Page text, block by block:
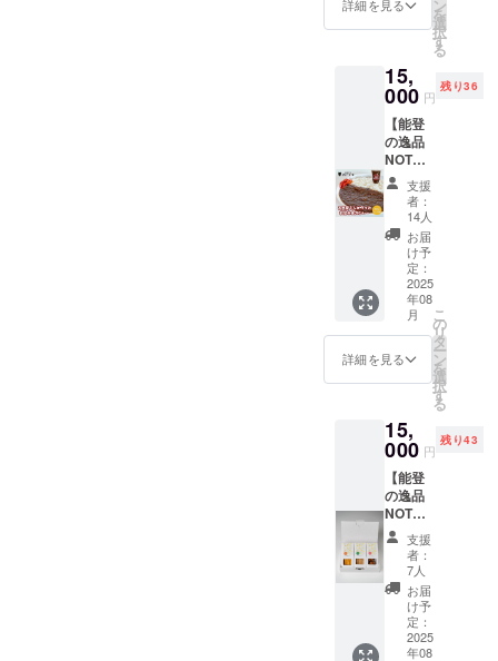
ンダース）
に加入し、
14 シーズン
目。うち今
シーズンを
含め 10 シー
ズンでキャ
プテンを務
めている。
日本代表と
しても活躍
し、FIBA バ
スケット
ボールワー
2019 には主
将として出
場した。
■橋本竜馬プ
ロフィール
1988年5月
れ 福岡県
カップ
を送付
・88
Basket
ball 3人
のサイ
ン入り
ハガキ
サイズ
メッ
セージ
カード
を送付
します
（サイ
ンを含
めて印
刷した
メッ
ます）
・88
Basket
ball ３
人から
のお礼
のビデ
オメッ
セージ
をメー
ルで送
付しま
詳細を見る ン
を
選
択
す
る
15,
000 円
残り36
【能登
の逸品
NOTOte
MAプラ
ン①】
・お肉
屋さん
が作っ
た 能登
牛金沢
カレー/
カトー
ミート
・88
Basket
ball 3人
ン入り
ハガキ
サイズ
メッ
セージ
カード
を送付
します
（サイ
ンを含
めて印
刷した
メッ
支援
者：
14人
お届
け予
定：
2025
年08
月
詳細を見る
こ
の
リ
タ
ー
ン
を
選
択
す
る
15,
000 円
残り43
【能登
の逸品
NOTOte
MAプラ
ン②】
・農家
さんの
焼き菓
「notog
ocochi
支援
者：
7人
お届
け予
定：
2025
年08